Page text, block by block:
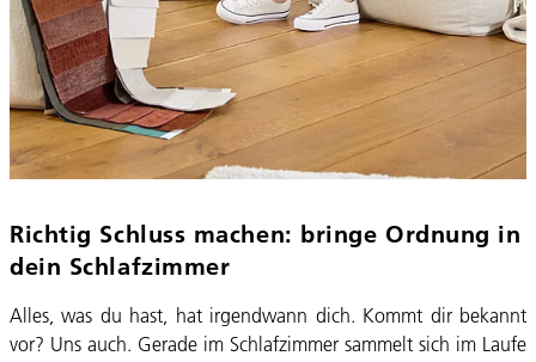
Richtig Schluss machen: bringe Ordnung in
dein Schlafzimmer
Alles, was du hast, hat irgendwann dich. Kommt dir bekannt
vor? Uns auch. Gerade im Schlafzimmer sammelt sich im Laufe